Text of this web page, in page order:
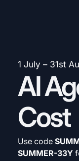
1 July – 31st
AI
Cost
Use code
SUMMER-33Y